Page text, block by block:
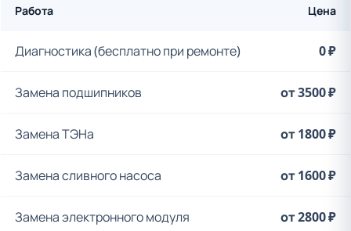
Работа Цена
Диагностика (бесплатно при ремонте) 0 ₽
Замена подшипников от 3500 ₽
Замена ТЭНа от 1800 ₽
Замена сливного насоса от 1600 ₽
Замена электронного модуля от 2800 ₽